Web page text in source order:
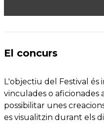
El concurs
L'objectiu del Festival és
vinculades o aficionades
possibilitar unes
es visualitzin durant els